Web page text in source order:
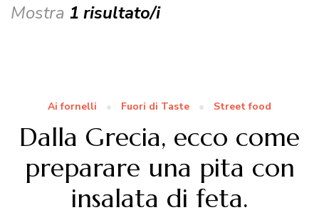
Mostra 1 risultato/i
Ai fornelli Fuori di Taste Street food
Dalla Grecia, ecco come
preparare una pita con
insalata di feta.